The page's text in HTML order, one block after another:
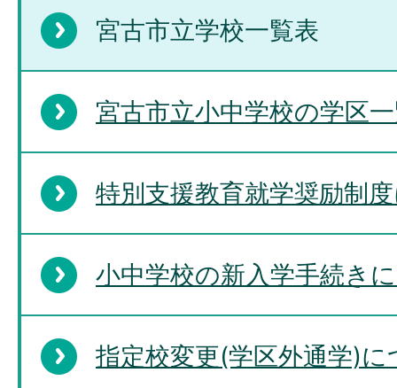
宮古市立学校一覧表
宮古市立小中学校の学区
特別支援教育就学奨励制
小中学校の新入学手続き
指定校変更(学区外通学)に